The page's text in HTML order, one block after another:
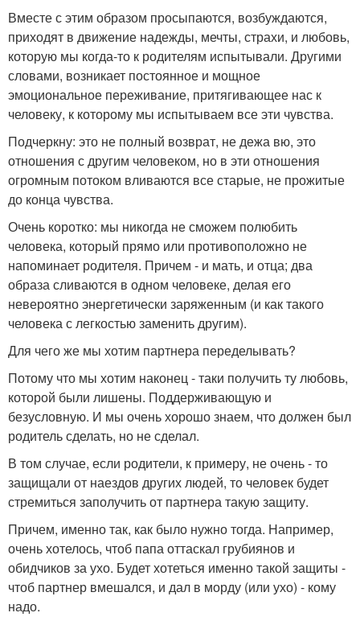
Вместе с этим образом просыпаются, возбуждаются,
приходят в движение надежды, мечты, страхи, и любовь,
которую мы когда-то к родителям испытывали. Другими
словами, возникает постоянное и мощное
эмоциональное переживание, притягивающее нас к
человеку, к которому мы испытываем все эти чувства.
Подчеркну: это не полный возврат, не дежа вю, это
отношения с другим человеком, но в эти отношения
огромным потоком вливаются все старые, не прожитые
до конца чувства.
Очень коротко: мы никогда не сможем полюбить
человека, который прямо или противоположно не
напоминает родителя. Причем - и мать, и отца; два
образа сливаются в одном человеке, делая его
невероятно энергетически заряженным (и как такого
человека с легкостью заменить другим).
Для чего же мы хотим партнера переделывать?
Потому что мы хотим наконец - таки получить ту любовь,
которой были лишены. Поддерживающую и
безусловную. И мы очень хорошо знаем, что должен был
родитель сделать, но не сделал.
В том случае, если родители, к примеру, не очень - то
защищали от наездов других людей, то человек будет
стремиться заполучить от партнера такую защиту.
Причем, именно так, как было нужно тогда. Например,
очень хотелось, чтоб папа оттаскал грубиянов и
обидчиков за ухо. Будет хотеться именно такой защиты -
чтоб партнер вмешался, и дал в морду (или ухо) - кому
надо.